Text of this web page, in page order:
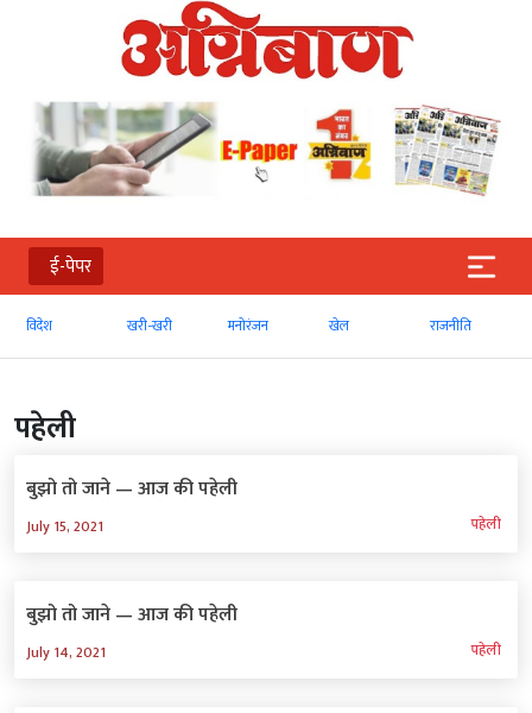
ई-पेपर
विदेश खरी-खरी मनोरंजन खेल राजनीति
पहेली
बुझो तो जाने — आज की पहेली
July 15, 2021 पहेली
बुझो तो जाने — आज की पहेली
July 14, 2021 पहेली